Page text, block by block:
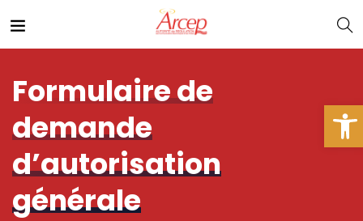
Formulaire de
demande
d’autorisation
générale